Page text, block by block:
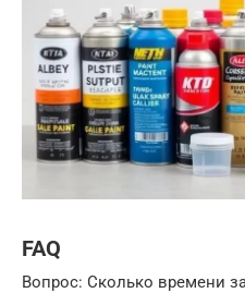
FAQ
Вопрос: Сколько времени